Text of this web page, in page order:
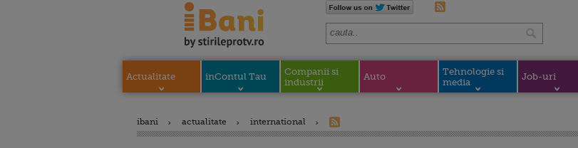
Actualitate inContul Tau
Companii si
industrii
Auto
Tehnologie si
media
Job-uri
ibani actualitate international